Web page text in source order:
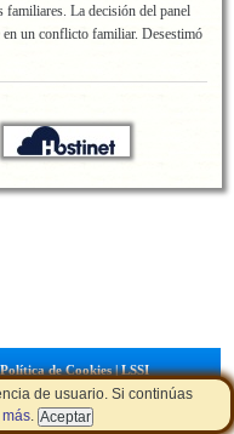
de usuario. Si continúas
más.
familiares. La decisión del panel
un conflicto familiar. Desestimó
de Cookies|LSSI